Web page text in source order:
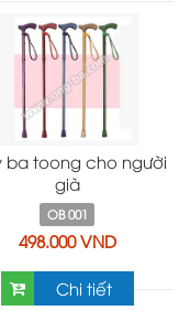
ba toong cho người
già
OB 001
498.000 VND
Chi tiết